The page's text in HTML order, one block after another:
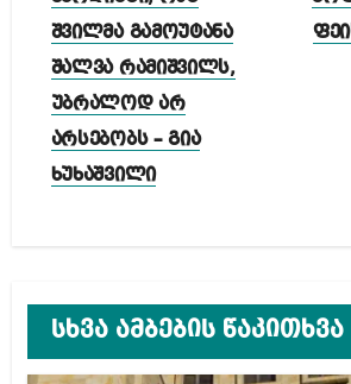
შვილმა გამოუტანა
შალვა რამიშვილს,
უბრალოდ არ
არსებობს – გია
ხუხაშვილი
სხვა ამბების წაკითხვა